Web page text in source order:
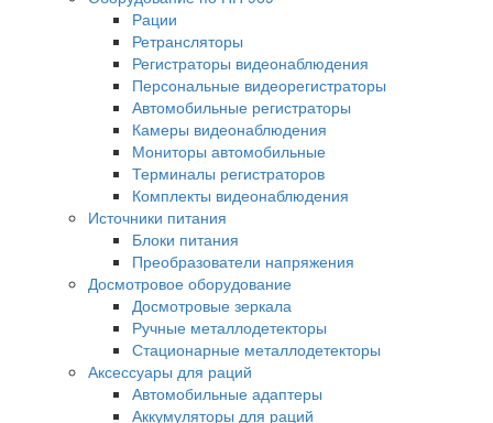
Рации
Ретрансляторы
Регистраторы видеонаблюдения
Персональные видеорегистраторы
Автомобильные регистраторы
Камеры видеонаблюдения
Мониторы автомобильные
Терминалы регистраторов
Комплекты видеонаблюдения
Источники питания
Блоки питания
Преобразователи напряжения
Досмотровое оборудование
Досмотровые зеркала
Ручные металлодетекторы
Стационарные металлодетекторы
Аксессуары для раций
Автомобильные адаптеры
Аккумуляторы для раций